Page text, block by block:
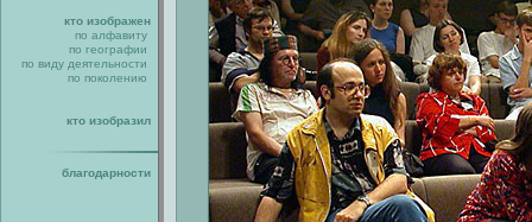
кто изображен
по алфавиту
по географии
по виду деятельности
по поколению
кто изобразил
благодарности